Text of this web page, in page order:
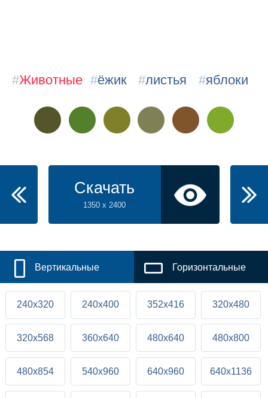
#Животные #ёжик #листья #яблоки
Скачать
1350 x 2400
Вертикальные Горизонтальные
240x320 240x400 352x416 320x480
320x568 360x640 480x640 480x800
480x854 540x960 640x960 640x1136